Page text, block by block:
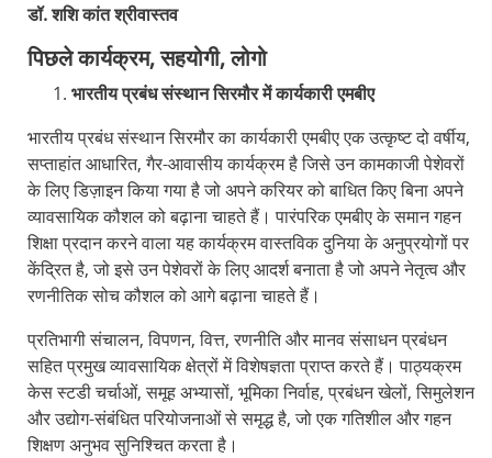
डॉ. शशि कांत श्रीवास्तव
पिछले कार्यक्रम, सहयोगी, लोगो
भारतीय प्रबंध संस्थान सिरमौर में कार्यकारी एमबीए
भारतीय प्रबंध संस्थान सिरमौर का कार्यकारी एमबीए एक उत्कृष्ट दो वर्षीय,
सप्ताहांत आधारित, गैर-आवासीय कार्यक्रम है जिसे उन कामकाजी पेशेवरों
के लिए डिज़ाइन किया गया है जो अपने करियर को बाधित किए बिना अपने
व्यावसायिक कौशल को बढ़ाना चाहते हैं। पारंपरिक एमबीए के समान गहन
शिक्षा प्रदान करने वाला यह कार्यक्रम वास्तविक दुनिया के अनुप्रयोगों पर
केंद्रित है, जो इसे उन पेशेवरों के लिए आदर्श बनाता है जो अपने नेतृत्व और
रणनीतिक सोच कौशल को आगे बढ़ाना चाहते हैं।
प्रतिभागी संचालन, विपणन, वित्त, रणनीति और मानव संसाधन प्रबंधन
सहित प्रमुख व्यावसायिक क्षेत्रों में विशेषज्ञता प्राप्त करते हैं। पाठ्यक्रम
केस स्टडी चर्चाओं, समूह अभ्यासों, भूमिका निर्वाह, प्रबंधन खेलों, सिमुलेशन
और उद्योग-संबंधित परियोजनाओं से समृद्ध है, जो एक गतिशील और गहन
शिक्षण अनुभव सुनिश्चित करता है।